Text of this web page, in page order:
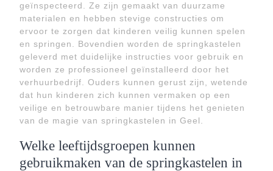
geïnspecteerd. Ze zijn gemaakt van duurzame
materialen en hebben stevige constructies om
ervoor te zorgen dat kinderen veilig kunnen spelen
en springen. Bovendien worden de springkastelen
geleverd met duidelijke instructies voor gebruik en
worden ze professioneel geïnstalleerd door het
verhuurbedrijf. Ouders kunnen gerust zijn, wetende
dat hun kinderen zich kunnen vermaken op een
veilige en betrouwbare manier tijdens het genieten
van de magie van springkastelen in Geel.
Welke leeftijdsgroepen kunnen
gebruikmaken van de springkastelen in